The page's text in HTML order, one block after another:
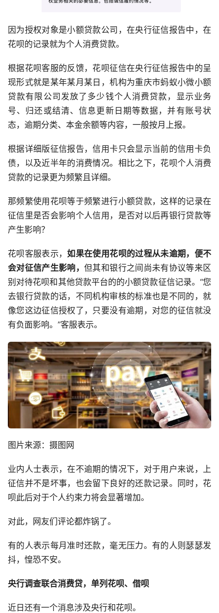
因为授权对象是小额贷款公司，在央行征信报告中，在
花呗的记录就为个人消费贷款。
根据花呗客服的反馈，花呗征信在央行征信报告中的呈
现形式就是某年某月某日，机构为重庆市蚂蚁小微小额
贷款有限公司发放了多少钱个人消费贷款，显示业务
号、归还或结清、信息更新日期等数据，并有账号状
态，逾期分类、本金余额等内容，一般按月上报。
根据详细版征信报告，信用卡只会显示当前的信用卡负
债，以及近半年的消费情况。相比之下，花呗个人消费
贷款的记录更为频繁且详细。
那频繁使用花呗等于频繁进行小额贷款，这样的记录在
征信里是否会影响个人信用，是否对以后再银行贷款等
产生影响？
花呗客服表示，如果在使用花呗的过程从未逾期，便不
会对征信产生影响，但其和银行之间尚未有协议等来区
别对待花呗和其他贷款平台的的小额贷款征信记录。“您
去银行贷款的话，不同机构审核的标准也是不同的，就
像您这边征信授权了，只要没有逾期，对您的征信就没
有负面影响。”客服表示。
图片来源：摄图网
业内人士表示，在不逾期的情况下，对于用户来说，上
征信并不是坏事，也会留下良好的还款记录。同时，花
呗此后对于个人约束力将会显著增加。
对此，网友们评论都炸锅了。
有的人表示每月准时还款，毫无压力。有的人则瑟瑟发
抖，惶恐不安。
央行调查联合消费贷，单列花呗、借呗
近日还有一个消息涉及央行和花呗。